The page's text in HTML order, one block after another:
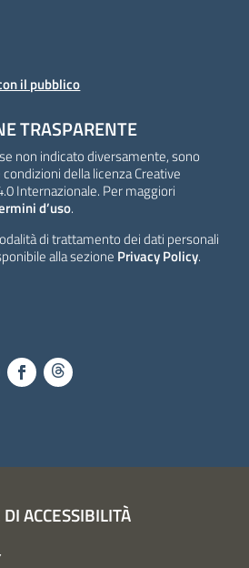
il pubblico
TRASPARENTE
non indicato diversamente, sono
della licenza Creative
Internazionale. Per maggiori
d’uso.
di trattamento dei dati personali
alla sezione Privacy Policy.
ACCESSIBILITÀ